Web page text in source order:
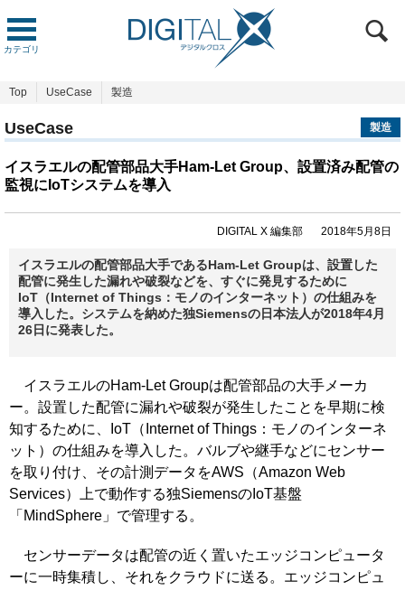
カテゴリ
Top UseCase 製造
UseCase 製造
イスラエルの配管部品大手Ham-Let Group、設置済み配管の
監視にIoTシステムを導入
DIGITAL X 編集部 2018年5月8日
イスラエルの配管部品大手であるHam-Let Groupは、設置した
配管に発生した漏れや破裂などを、すぐに発見するために
IoT（Internet of Things：モノのインターネット）の仕組みを
導入した。システムを納めた独Siemensの日本法人が2018年4月
26日に発表した。
イスラエルのHam-Let Groupは配管部品の大手メーカ
ー。設置した配管に漏れや破裂が発生したことを早期に検
知するために、IoT（Internet of Things：モノのインターネ
ット）の仕組みを導入した。バルブや継手などにセンサー
を取り付け、その計測データをAWS（Amazon Web
Services）上で動作する独SiemensのIoT基盤
「MindSphere」で管理する。
センサーデータは配管の近く置いたエッジコンピュータ
ーに一時集積し、それをクラウドに送る。エッジコンピュ